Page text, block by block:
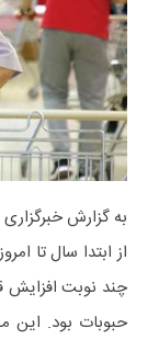
به گزارش
از ابتدا سال تا
چند نوبت افزایش
حبوبات بود. این